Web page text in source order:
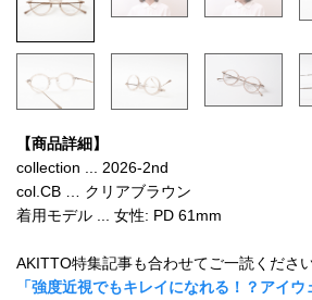
【商品詳細】
collection ... 2026-2nd
col.CB … クリアブラウン
着用モデル ... 女性: PD 61mm
AKITTO特集記事も合わせてご一読くださ
「強度近視でもキレイになれる！？アイ